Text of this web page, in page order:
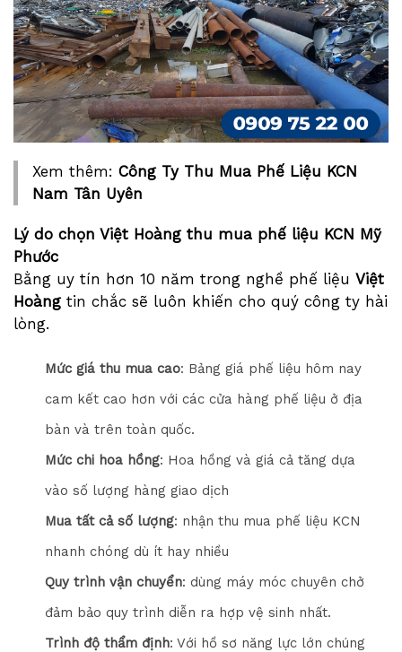
Xem thêm: Công Ty Thu Mua Phế Liệu KCN
Nam Tân Uyên
Lý do chọn Việt Hoàng thu mua phế liệu KCN Mỹ
Phước
Bằng uy tín hơn 10 năm trong nghề phế liệu Việt
Hoàng tin chắc sẽ luôn khiến cho quý công ty hài
lòng.
Mức giá thu mua cao: Bảng giá phế liệu hôm nay
cam kết cao hơn với các cửa hàng phế liệu ở địa
bàn và trên toàn quốc.
Mức chi hoa hồng: Hoa hồng và giá cả tăng dựa
vào số lượng hàng giao dịch
Mua tất cả số lượng: nhận thu mua phế liệu KCN
nhanh chóng dù ít hay nhiều
Quy trình vận chuyển: dùng máy móc chuyên chở
đảm bảo quy trình diễn ra hợp vệ sinh nhất.
Trình độ thẩm định: Với hồ sơ năng lực lớn chúng